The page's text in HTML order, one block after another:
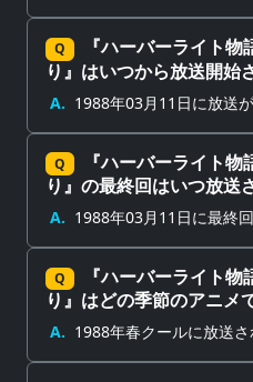
Q
『ハーバーライト
り』はいつから放送開始
A. 1988年03月11日に放送
Q
『ハーバーライト
り』の最終回はいつ放送
A. 1988年03月11日に最終
Q
『ハーバーライト
り』はどの季節のアニメ
A. 1988年春クールに放送さ